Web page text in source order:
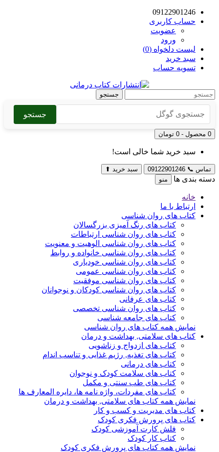
09122901246
حساب کاربری
عضویت
ورود
لیست دلخواه (0)
سبد خرید
تسویه حساب
جستجو
جستجو
0 محصول - 0 تومان
سبد خرید شما خالی است!
تماس 📞
09122901246 سبد خرید ⬆
دسته بندی ها منو
خانه
ارتباط با ما
کتاب های روان شناسی
کتاب های رنگ آمیزی بزرگسالان
کتاب های روان شناسی ارتباطات
کتاب های روان شناسی الوهیت و معنویت
کتاب های روان شناسی خانواده و روابط
کتاب های روان شناسی خودیاری
کتاب های روان شناسی عمومی
کتاب های روان شناسی موفقیت
کتاب های روان شناسی کودکان و نوجوانان
کتاب های عرفانی
کتاب های روان شناسی تخصصی
کتاب های جامعه شناسی
نمایش همه کتاب های روان شناسی
کتاب های سلامتی, بهداشت و درمان
کتاب های ازدواج و زناشویی
کتاب های تغذیه, رژیم غذایی و تناسب اندام
کتاب های درمانی
کتاب های سلامت کودک و نوجوان
کتاب های طب سنتی و مکمل
کتاب های مفردات، واژه نامه ها، دایره المعارف ها
نمایش همه کتاب های سلامتی, بهداشت و درمان
کتاب های مدیریت و کسب و کار
کتاب های پرورش فکری کودک
فلش کارت آموزشی کودک
کتاب کار کودک
نمایش همه کتاب های پرورش فکری کودک